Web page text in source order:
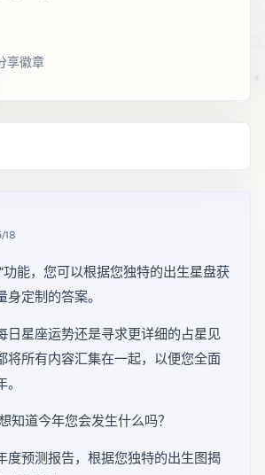
享徽章
18
功能，您可以根据您独特的出生星盘获
定制的答案。
日星座运势还是寻求更详细的占星见
将所有内容汇集在一起​​，以便您全面
知道今年您会发生什么吗？
度预测报告，根据您独特的出生图揭